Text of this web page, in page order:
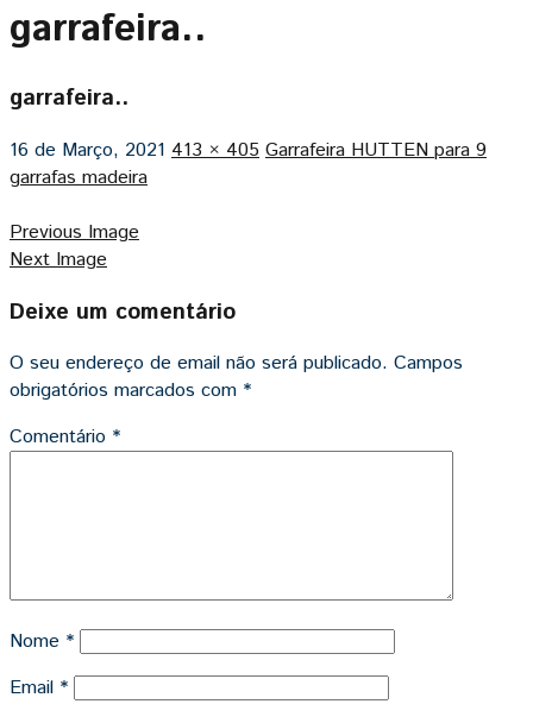
garrafeira..
garrafeira..
16 de Março, 2021 413 × 405 Garrafeira HUTTEN para 9
garrafas madeira
Previous Image
Next Image
Deixe um comentário
O seu endereço de email não será publicado. Campos
obrigatórios marcados com *
Comentário *
Nome *
Email *